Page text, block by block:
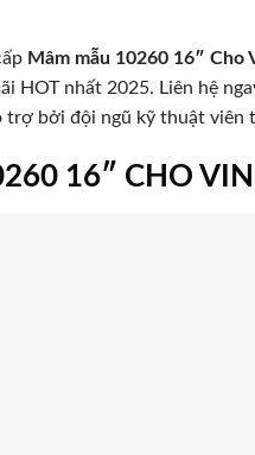
Mâm mẫu 10260 16″ Cho
HOT nhất 2025. Liên hệ
trợ bởi đội ngũ kỹ thuật viên
16″ CHO